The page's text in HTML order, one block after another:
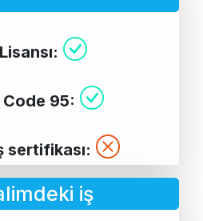
95:
sertifikası:
iş